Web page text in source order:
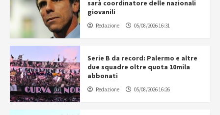
sarà coordinatore delle nazionali
giovanili
Redazione 05/08/2026 16:31
Serie B da record: Palermo e altre
due squadre oltre quota 10mila
abbonati
Redazione 05/08/2026 16:26